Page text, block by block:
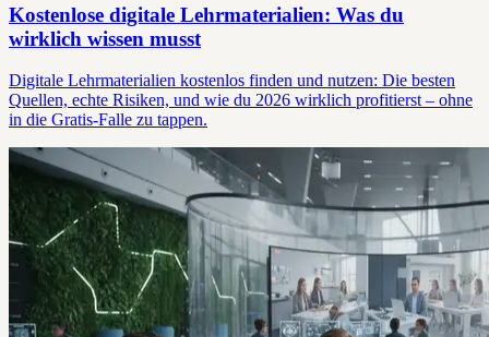
Kostenlose digitale Lehrmaterialien: Was du
wirklich wissen musst
Digitale Lehrmaterialien kostenlos finden und nutzen: Die besten
Quellen, echte Risiken, und wie du 2026 wirklich profitierst – ohne
in die Gratis-Falle zu tappen.